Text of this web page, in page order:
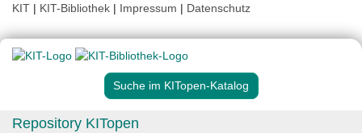
KIT | KIT-Bibliothek | Impressum | Datenschutz
Suche im KITopen-Katalog
Repository KITopen